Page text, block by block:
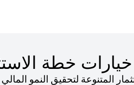
خطة
المتنوعة لتحقيق النمو